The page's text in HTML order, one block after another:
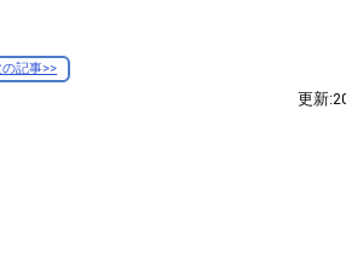
の記事>>
更新